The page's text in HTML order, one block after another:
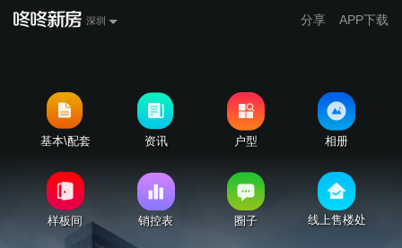
深圳 分享 APP下载
基本\配套 资讯 户型 相册
样板间 销控表 圈子 线上售楼处